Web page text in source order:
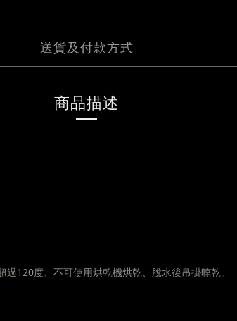
送貨及付款方式
商品描述
120度、不可使用烘乾機烘乾、脫水後吊掛晾乾。